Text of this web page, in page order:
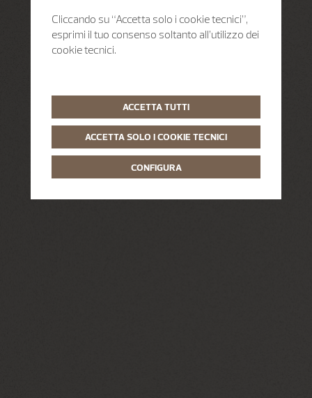
Cliccando su “Accetta solo i cookie tecnici”,
esprimi il tuo consenso soltanto all’utilizzo dei
cookie tecnici.
ACCETTA TUTTI
ACCETTA SOLO I COOKIE TECNICI
CONFIGURA